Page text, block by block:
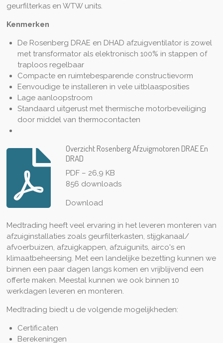
geurfilterkas en WTW units.
Kenmerken
De Rosenberg DRAE en DHAD afzuigventilator is zowel
met transformator als elektronisch 100% in stappen of
traploos regelbaar
Compacte en ruimtebesparende constructievorm
Eenvoudige te installeren in vele uitblaasposities
Lage aanloopstroom
Standaard uitgerust met thermische motorbeveiliging
door middel van thermocontacten
Overzicht Rosenberg Afzuigmotoren DRAE En
DRAD
PDF – 26,9 KB
856 downloads
Download
Medtrading heeft veel ervaring in het leveren monteren van
afzuiginstallaties zoals geurfilterkasten, stijgkanaal/
afvoerbuizen, afzuigkappen, afzuigunits, airco's en
klimaatbeheersing. Met een landelijke bezetting kunnen we
binnen een paar dagen langs komen en vrijblijvend een
offerte maken. Meestal kunnen we ook binnen 10
werkdagen leveren en monteren.
Medtrading biedt u de volgende mogelijkheden:
Certificaten
Berekeningen